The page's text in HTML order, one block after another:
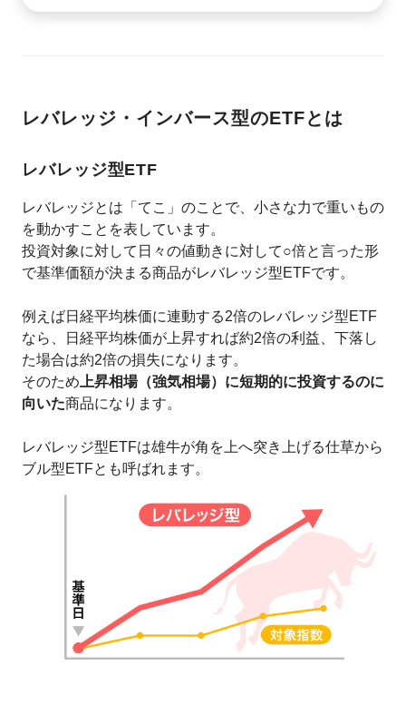
レバレッジ・インバース型のETFとは
レバレッジ型ETF
レバレッジとは「てこ」のことで、小さな力で重いもの
を動かすことを表しています。
投資対象に対して日々の値動きに対して○倍と言った形
で基準価額が決まる商品がレバレッジ型ETFです。
例えば日経平均株価に連動する2倍のレバレッジ型ETF
なら、日経平均株価が上昇すれば約2倍の利益、下落し
た場合は約2倍の損失になります。
そのため 上昇相場（強気相場）に短期的に投資するのに
向いた商品になります。
レバレッジ型ETFは雄牛が角を上へ突き上げる仕草から
ブル型ETFとも呼ばれます。